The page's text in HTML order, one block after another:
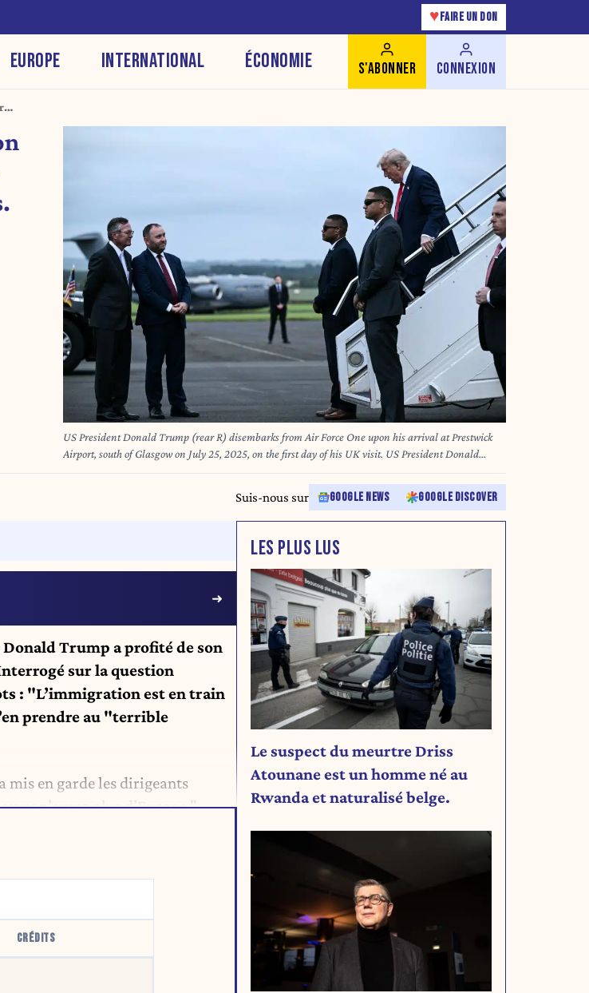
♥ FAIRE UN DON
EUROPE INTERNATIONAL ÉCONOMIE S'ABONNER CONNEXION
US President Donald Trump (rear R) disembarks from Air Force One upon his arrival at Prestwick
Airport, south of Glasgow on July 25, 2025, on the first day of his UK visit. US President Donald
Trump departed for Scotland on July 25, 2025 for a mix of diplomacy, business and leisure, as a huge
UK security operation swung into place amid planned protests near his family-owned golf resorts.
Suis-nous sur GOOGLE NEWS GOOGLE DISCOVER
Trump a profité de son
sur la question
: "L’immigration est en train
prendre au "terrible
en garde les dirigeants
n’aurez plus d’Europe." .
CRÉDITS
LES PLUS LUS
Le suspect du meurtre Driss
Atounane est un homme né au
Rwanda et naturalisé belge.